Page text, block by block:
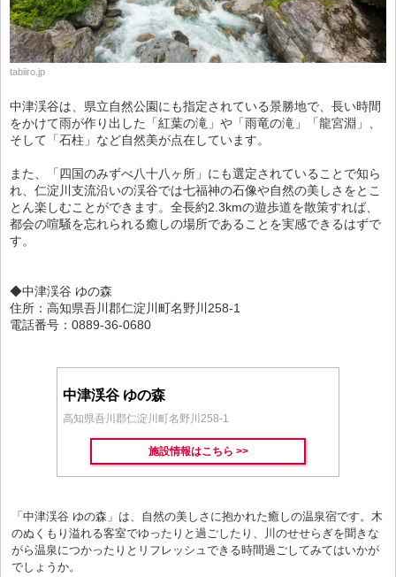
tabiiro.jp
中津渓谷は、県立自然公園にも指定されている景勝地で、長い時間
をかけて雨が作り出した「紅葉の滝」や「雨竜の滝」「龍宮淵」、
そして「石柱」など自然美が点在しています。
また、「四国のみずべ八十八ヶ所」にも選定されていることで知ら
れ、仁淀川支流沿いの渓谷では七福神の石像や自然の美しさをとこ
とん楽しむことができます。全長約2.3kmの遊歩道を散策すれば、
都会の喧騒を忘れられる癒しの場所であることを実感できるはずで
す。
◆中津渓谷 ゆの森
住所：高知県吾川郡仁淀川町名野川258-1
電話番号：0889-36-0680
中津渓谷 ゆの森
高知県吾川郡仁淀川町名野川258-1
施設情報はこちら >>
「中津渓谷 ゆの森」は、自然の美しさに抱かれた癒しの温泉宿です。木
のぬくもり溢れる客室でゆったりと過ごしたり、川のせせらぎを聞きな
がら温泉につかったりとリフレッシュできる時間過ごしてみてはいかが
でしょうか。